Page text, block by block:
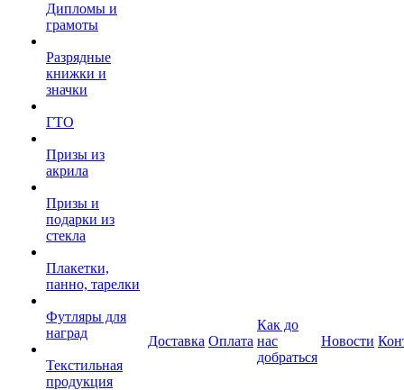
Дипломы и
грамоты
Разрядные
книжки и
значки
ГТО
Призы из
акрила
Призы и
подарки из
стекла
Плакетки,
панно, тарелки
Футляры для
наград
Текстильная
продукция
Доставка Оплата
Как до
нас
добраться
Новости